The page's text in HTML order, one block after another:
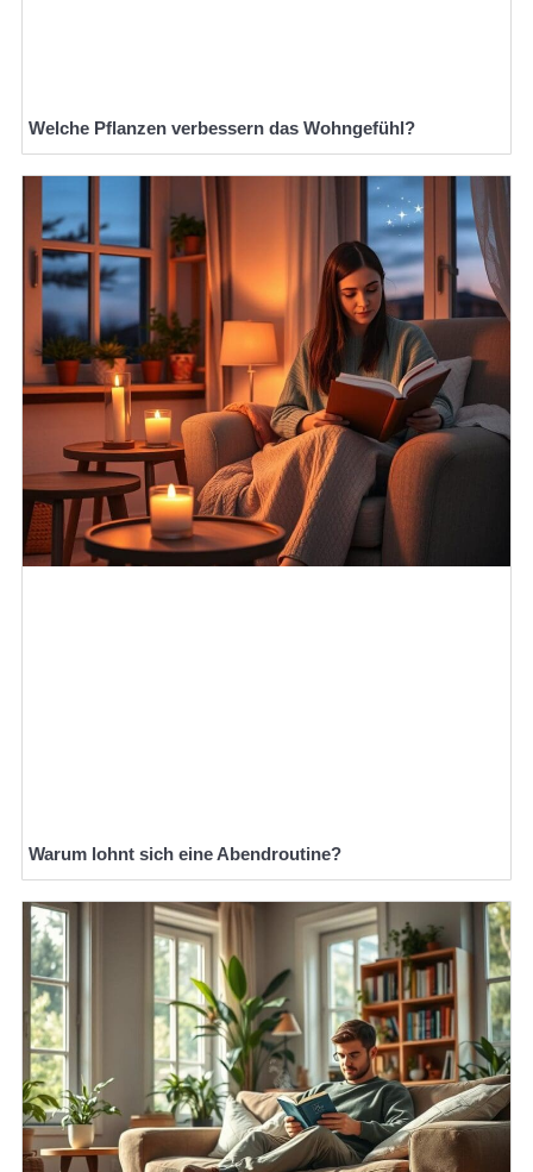
Welche Pflanzen verbessern das Wohngefühl?
Warum lohnt sich eine Abendroutine?